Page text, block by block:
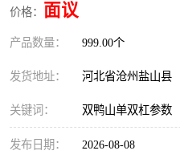
价格： 面议
产品数量： 999.00个
发货地址： 河北省沧州盐山县
关键词： 双鸭山单双杠参数
发布日期： 2026-08-08